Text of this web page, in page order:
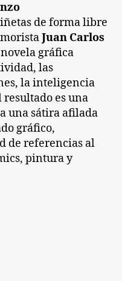
de forma libre
Juan Carlos
gráfica
las
la inteligencia
es una
una sátira afilada
gráfico,
de referencias al
pintura y